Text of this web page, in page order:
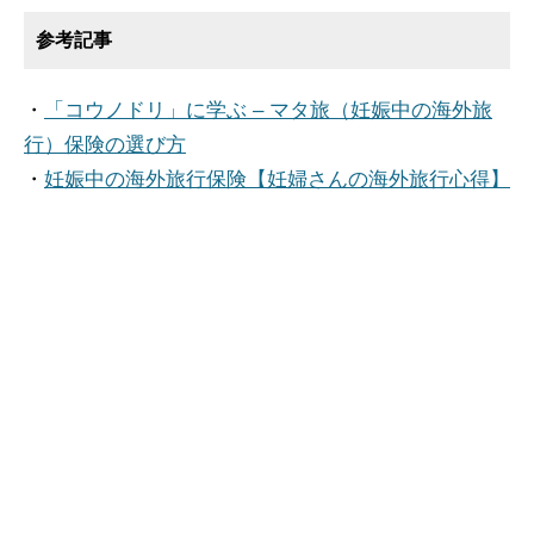
参考記事
・
「コウノドリ」に学ぶ – マタ旅（妊娠中の海外旅
行）保険の選び方
・ 妊娠中の海外旅行保険【妊婦さんの海外旅行心得】